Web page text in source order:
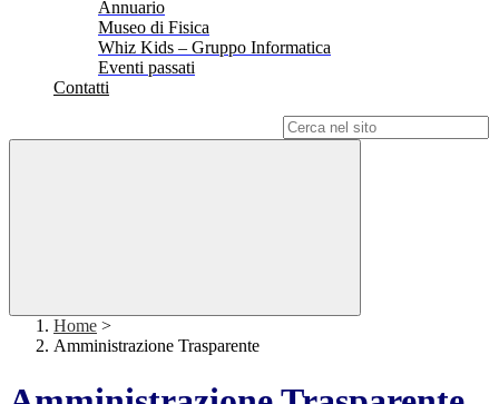
Annuario
Museo di Fisica
Whiz Kids – Gruppo Informatica
Eventi passati
Contatti
Home >
Amministrazione Trasparente